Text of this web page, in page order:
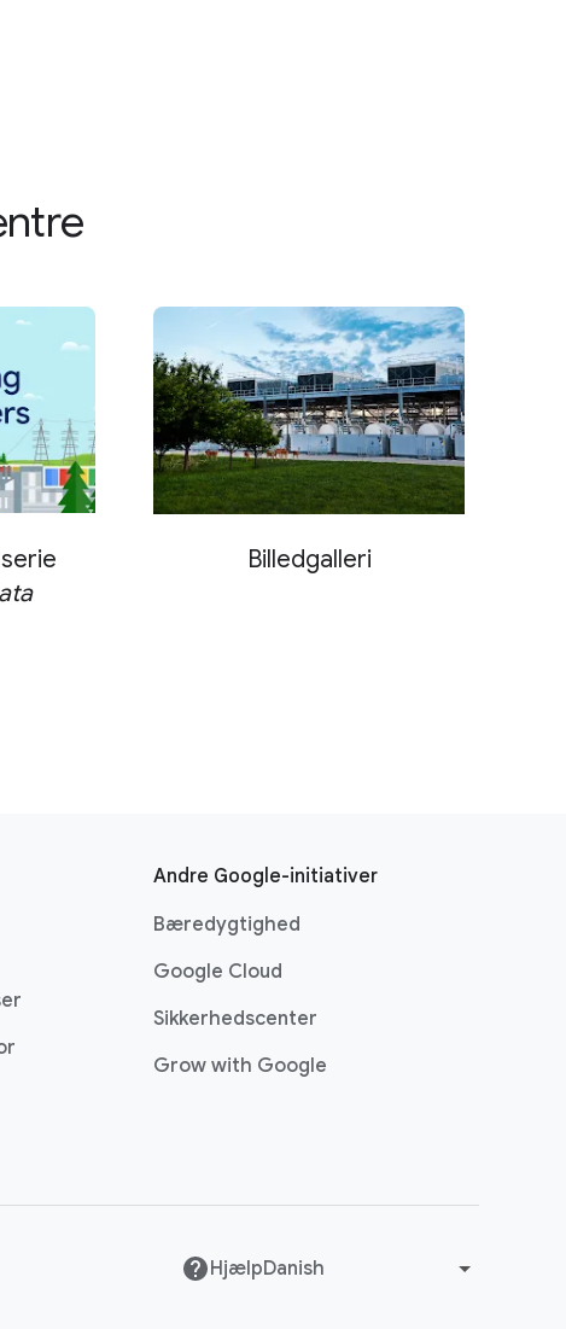
Billedgalleri
Andre Google-initiativer
Bæredygtighed
Google Cloud
Sikkerhedscenter
Grow with Google
Hjælp